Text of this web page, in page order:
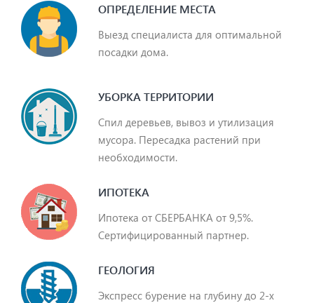
ОПРЕДЕЛЕНИЕ МЕСТА
Выезд специалиста для оптимальной
посадки дома.
УБОРКА ТЕРРИТОРИИ
Спил деревьев, вывоз и утилизация
мусора. Пересадка растений при
необходимости.
ИПОТЕКА
Ипотека от СБЕРБАНКА от 9,5%.
Сертифицированный партнер.
ГЕОЛОГИЯ
Экспресс бурение на глубину до 2-х